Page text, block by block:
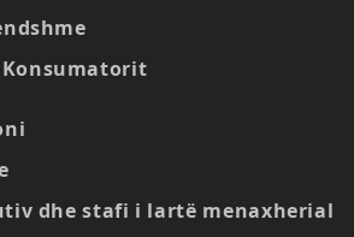
Konsumatorit
dhe stafi i lartë menaxherial